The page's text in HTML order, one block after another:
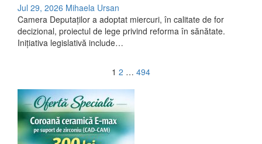
Jul 29, 2026 Mihaela Ursan
Camera Deputaților a adoptat miercuri, în calitate de for
decizional, proiectul de lege privind reforma în sănătate.
Inițiativa legislativă include…
Posts
navigation
1 2 … 494